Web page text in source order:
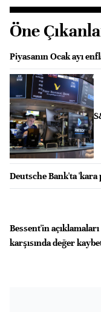
Öne
Piyasanın Ocak ayı
Deutsche Bank'ta
Bessent'in
karşısında değer